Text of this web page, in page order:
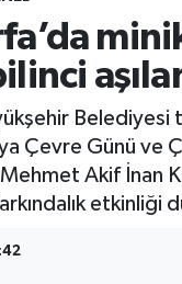
Belediyesi
Çevre Günü ve
Mehmet Akif İnan
etkinliği
Haberleri